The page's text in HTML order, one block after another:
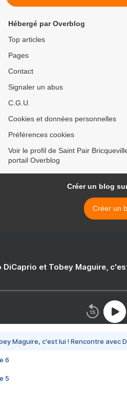
Hébergé par Overblog
Top articles
Pages
Contact
Signaler un abus
C.G.U.
Cookies et données personnelles
Préférences cookies
Voir le profil de Saint Pair
portail Overblog
Créer un blog
Créer un
DiCaprio et Tobey Maguire,
Maguire, c'est lui ! Rencontre avec
6
5